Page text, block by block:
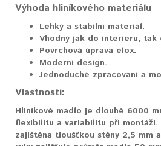
Výhoda hliníkového materiálu
Lehký a stabilní materiál.
Vhodný jak do interiéru, tak
Povrchová úprava elox.
Moderní design.
Jednoduché zpracování a
Vlastnosti:
Hliníkové madlo je dlouhé 6000
flexibilitu a variabilitu při montáži.
zajištěna tloušťkou stěny 2,5 mm